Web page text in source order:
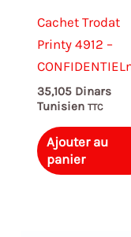
Cachet Trodat
Printy 4912 –
35,105 Dinars
Tunisien TTC
Ajouter au
panier